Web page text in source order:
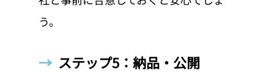
う。
→ ステップ5：納品・公開